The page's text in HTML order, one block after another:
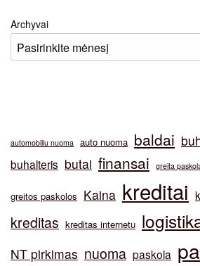
Archyvai
automobiliu nuoma auto nuoma baldai
buhalteris butai finansai greita
greitos paskolos Kaina kreditai
kreditas kreditas internetu
NT pirkimas nuoma paskola